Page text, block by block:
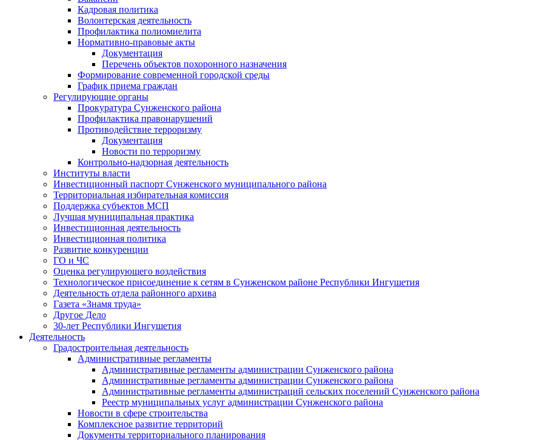
Кадровая политика
Волонтерская деятельность
Профилактика полиомиелита
Нормативно-правовые акты
Документация
Перечень объектов похоронного назначения
Формирование современной городской среды
График приема граждан
Регулирующие органы
Прокуратура Сунженского района
Профилактика правонарушений
Противодействие терроризму
Документация
Новости по терроризму
Контрольно-надзорная деятельность
Институты власти
Инвестиционный паспорт Сунженского муниципального района
Территориальная избирательная комиссия
Поддержка субъектов МСП
Лучшая муниципальная практика
Инвестиционная деятельность
Инвестиционная политика
Развитие конкуренции
ГО и ЧС
Оценка регулирующего воздействия
Технологическое присоединение к сетям в Сунженском районе Республики Ингушетия
Деятельность отдела районного архива
Газета «Знамя труда»
Другое Дело
30-лет Республики Ингушетия
Деятельность
Градостроительная деятельность
Административные регламенты
Административные регламенты администрации Сунженского района
Административные регламенты администрации Сунженского района
Административные регламенты администраций сельских поселений Сунженского района
Реестр муниципальных услуг администрации Сунженского района
Новости в сфере строительства
Комплексное развитие территорий
Документы территориального планирования